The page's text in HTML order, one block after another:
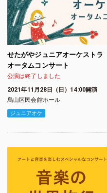
せたがやジュニアオーケストラ
オータムコンサート
公演は終了しました
2021年11月28日（日）14:00開演
烏山区民会館ホール
ジュニアオケ